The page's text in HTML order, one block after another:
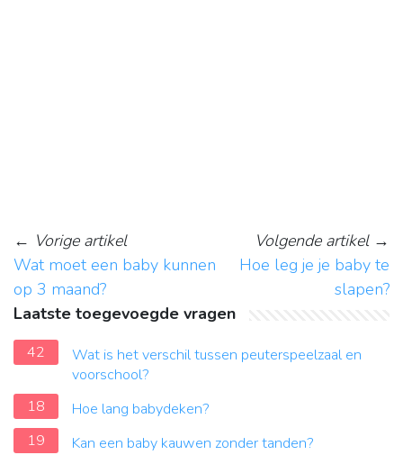
← Vorige artikel
Wat moet een baby kunnen
op 3 maand?
Volgende artikel→
Hoe leg je je baby te
slapen?
Laatste toegevoegde vragen
42
Wat is het verschil tussen peuterspeelzaal en
voorschool?
18
Hoe lang babydeken?
19
Kan een baby kauwen zonder tanden?